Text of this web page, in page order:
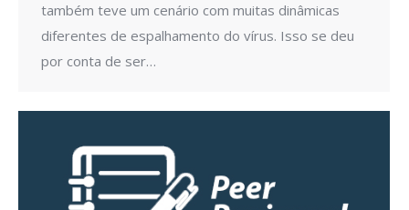
também teve um cenário com muitas dinâmicas
diferentes de espalhamento do vírus. Isso se deu
por conta de ser…